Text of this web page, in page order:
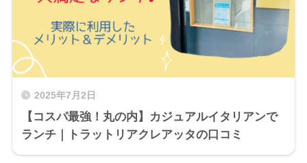
2025年7月2日
【コスパ最強！丸の内】カジュアルイタリアンで
ランチ｜トラットリアクレアッタの口コミ